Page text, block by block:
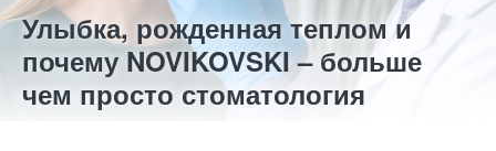
Улыбка, рожденная теплом и
почему NOVIKOVSKI – больше
чем просто стоматология